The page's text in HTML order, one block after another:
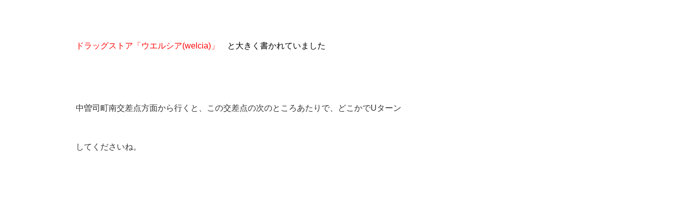
ドラッグストア「ウエルシア(welcia)」 と大きく書かれていました
中曽司町南交差点方面から行くと、この交差点の次のところあたりで、どこかでUターン
してくださいね。